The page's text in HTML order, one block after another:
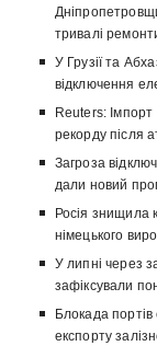
тривалі
У Грузії та
відключення
Reuters:
рекорду після
Загроза
дали новий
Росія знищила
німецького
У липні через
зафіксували
Блокада
експорту